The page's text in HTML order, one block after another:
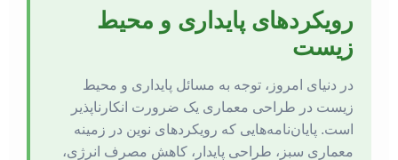
رویکردهای پایداری و محیط
زیست
در دنیای امروز، توجه به مسائل پایداری و محیط
زیست در طراحی معماری یک ضرورت انکارناپذیر
است. پایان‌نامه‌هایی که رویکردهای نوین در زمینه
معماری سبز، طراحی پایدار، کاهش مصرف انرژی،